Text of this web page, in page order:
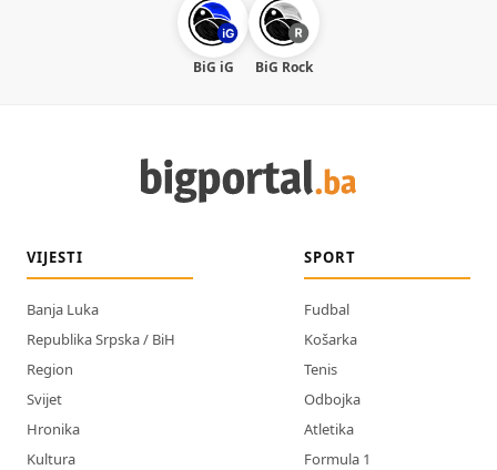
BiG iG BiG Rock
VIJESTI
Banja Luka
Republika Srpska / BiH
Region
Svijet
Hronika
Kultura
SPORT
Fudbal
Košarka
Tenis
Odbojka
Atletika
Formula 1